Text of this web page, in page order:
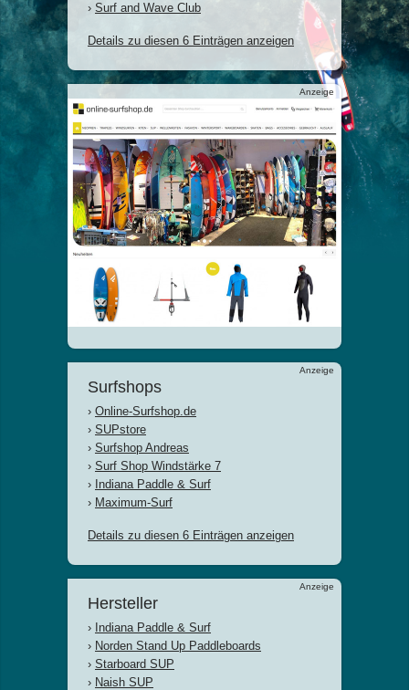
› Surf and Wave Club
Details zu diesen 6 Einträgen anzeigen
Anzeige
Anzeige
Surfshops
› Online-Surfshop.de
› SUPstore
› Surfshop Andreas
› Surf Shop Windstärke 7
› Indiana Paddle & Surf
› Maximum-Surf
Details zu diesen 6 Einträgen anzeigen
Anzeige
Hersteller
› Indiana Paddle & Surf
› Norden Stand Up Paddleboards
› Starboard SUP
› Naish SUP